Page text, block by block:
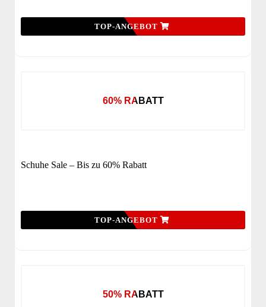
TOP-ANGEBOT
60% RABATT
Schuhe Sale – Bis zu 60% Rabatt
TOP-ANGEBOT
50% RABATT